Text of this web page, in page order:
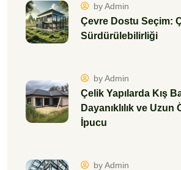
by Admin
Çevre Dostu Seçim:
Sürdürülebilirliği
by Admin
Çelik Yapılarda Kış
Dayanıklılık ve Uzun
İpucu
by Admin